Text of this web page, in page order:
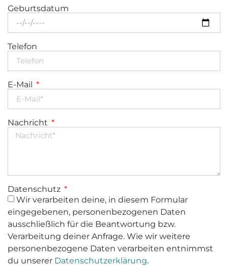
Geburtsdatum
Telefon
E-Mail
Nachricht
Datenschutz
Wir verarbeiten deine, in diesem Formular
eingegebenen, personenbezogenen Daten
ausschließlich für die Beantwortung bzw.
Verarbeitung deiner Anfrage. Wie wir weitere
personenbezogene Daten verarbeiten entnimmst
du unserer Datenschutzerklärung.